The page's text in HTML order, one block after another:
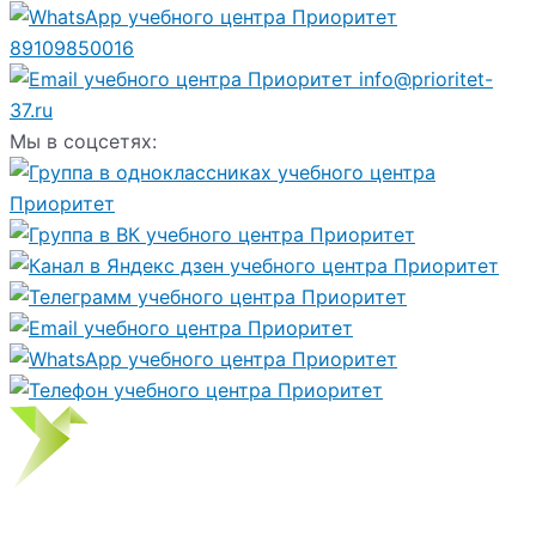
89109850016
info@prioritet-
37.ru
Мы в соцсетях: